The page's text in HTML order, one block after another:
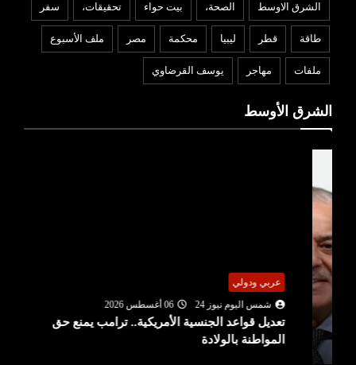
الشرق الاوسط الصحة، بيت حواء تحقيقات، سفر
طاقة قطر ليبيا محكمة مصر ملف الأسبوع
ملفات مهاجر يوسف القرضاوي
الشرق الأوسط
عربي ودولي
شمس اليوم نيوز 24
06 أغسطس 2026
تعديل قواعد الجنسية الأمريكية.. ترامب يمنع حق
المواطنة بالولادة